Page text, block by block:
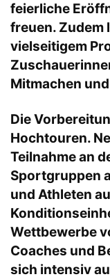
feierliche
freuen. Zudem
vielseitigem
Mitmachen
Die
Hochtouren.
Teilnahme an
Sportgruppen
und Athleten
Wettbewerbe
Coaches und
sich intensiv